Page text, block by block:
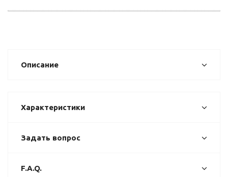
Описание
Характеристики
Задать вопрос
F.A.Q.